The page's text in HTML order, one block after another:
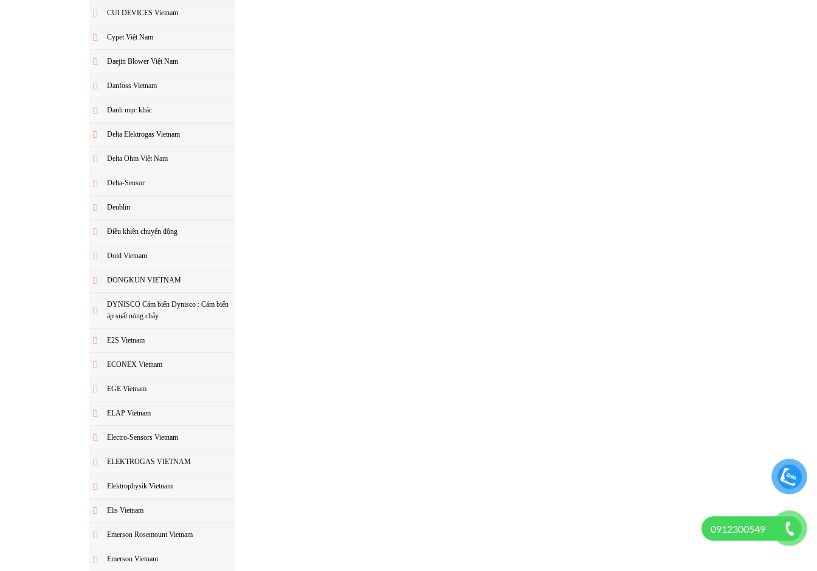
CUI DEVICES Vietnam
Cypet Việt Nam
Daejin Blower Việt Nam
Danfoss Vietnam
Danh mục khác
Delta Elektrogas Vietnam
Delta Ohm Việt Nam
Delta-Sensor
Deublin
Điều khiên chuyển động
Dold Vietnam
DONGKUN VIETNAM
DYNISCO Cảm biến Dynisco : Cảm biến
áp suất nóng chảy
E2S Vietnam
ECONEX Vietnam
EGE Vietnam
ELAP Vietnam
Electro-Sensors Vietnam
ELEKTROGAS VIETNAM
Elektrophysik Vietnam
Elis Vietnam
Emerson Rosemount Vietnam
Emerson Vietnam
0912300549